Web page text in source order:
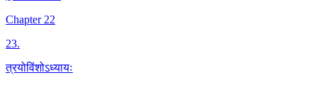
Chapter 22
23.
त्रयोविंशोऽध्यायः